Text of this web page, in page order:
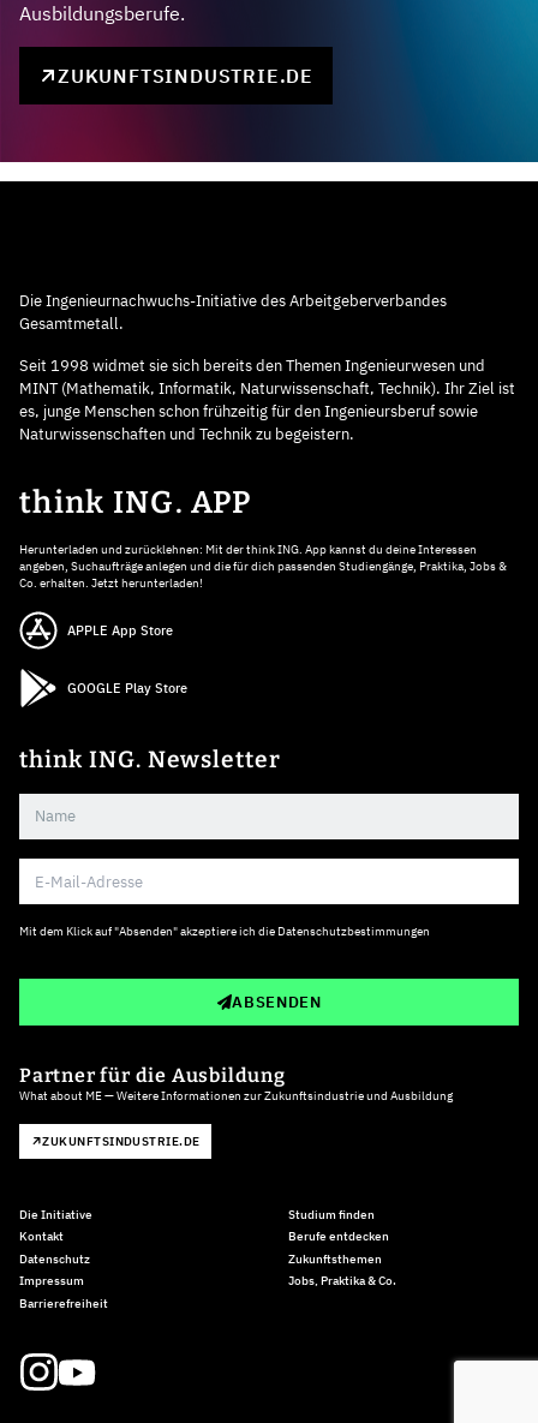
Ausbildungsberufe.
ZUKUNFTSINDUSTRIE.DE
Die Ingenieurnachwuchs-Initiative des Arbeitgeberverbandes
Gesamtmetall.
Seit 1998 widmet sie sich bereits den Themen Ingenieurwesen und
MINT (Mathematik, Informatik, Naturwissenschaft, Technik). Ihr Ziel ist
es, junge Menschen schon frühzeitig für den Ingenieursberuf sowie
Naturwissenschaften und Technik zu begeistern.
think ING. APP
Herunterladen und zurücklehnen: Mit der think ING. App kannst du deine Interessen
angeben, Suchaufträge anlegen und die für dich passenden Studiengänge, Praktika, Jobs &
Co. erhalten. Jetzt herunterladen!
APPLE App Store
GOOGLE Play Store
think ING. Newsletter
Mit dem Klick auf "Absenden" akzeptiere ich die Datenschutzbestimmungen
ABSENDEN
Partner für die Ausbildung
What about ME — Weitere Informationen zur Zukunftsindustrie und Ausbildung
ZUKUNFTSINDUSTRIE.DE
Die Initiative
Kontakt
Datenschutz
Impressum
Barrierefreiheit
Studium finden
Berufe entdecken
Zukunftsthemen
Jobs, Praktika & Co.